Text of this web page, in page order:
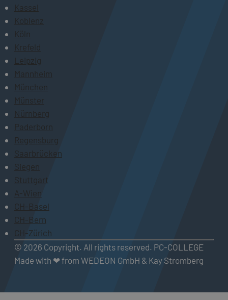
Kassel
Koblenz
Köln
Krefeld
Leipzig
Mannheim
München
Münster
Nürnberg
Paderborn
Regensburg
Saarbrücken
Siegen
Stuttgart
A-Wien
CH-Basel
CH-Bern
CH-Zürich
© 2026 Copyright. All rights reserved. PC-COLLEGE
Made with ❤ from WEDEON GmbH & Kay Stromberg